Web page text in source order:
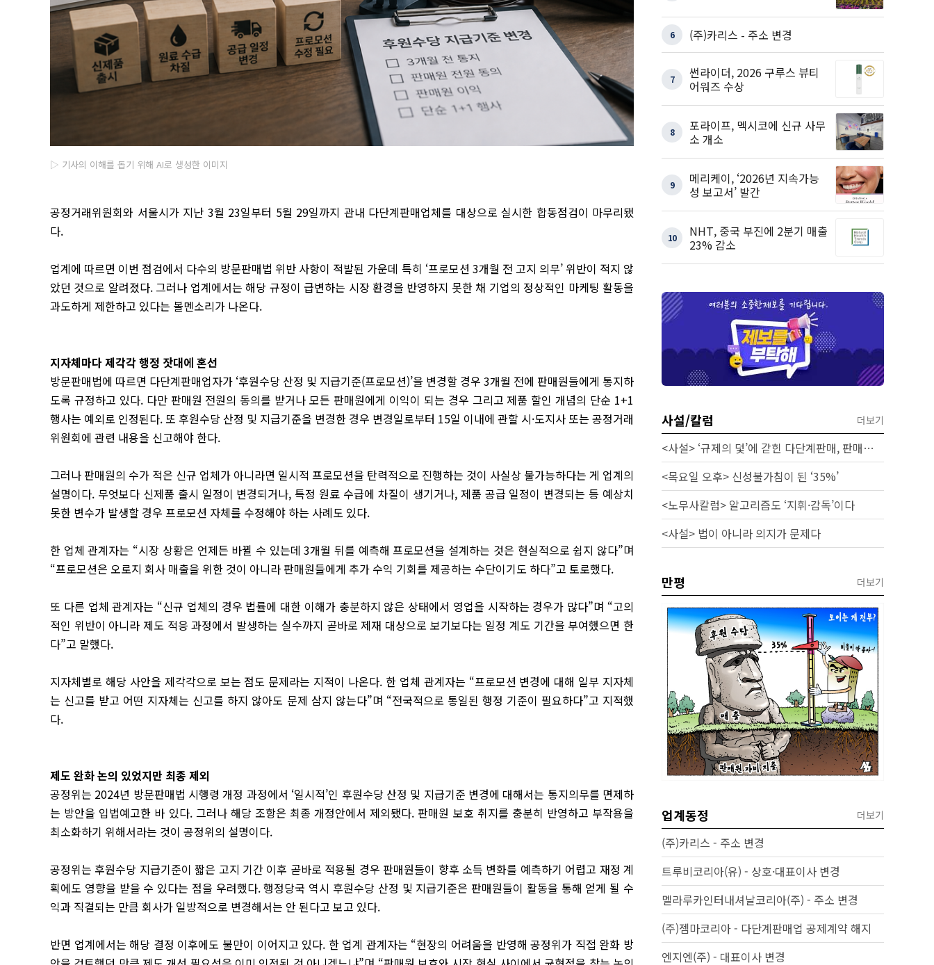
▷ 기사의 이해를 돕기 위해 AI로 생성한 이미지
공정거래위원회와 서울시가 지난 3월 23일부터 5월 29일까지 관내 다단계판매업체를 대상으로 실시한 합동점검이 마무리됐
다.
업계에 따르면 이번 점검에서 다수의 방문판매법 위반 사항이 적발된 가운데 특히 ‘프로모션 3개월 전 고지 의무’ 위반이 적지 않
았던 것으로 알려졌다. 그러나 업계에서는 해당 규정이 급변하는 시장 환경을 반영하지 못한 채 기업의 정상적인 마케팅 활동을
과도하게 제한하고 있다는 볼멘소리가 나온다.
지자체마다 제각각 행정 잣대에 혼선
방문판매법에 따르면 다단계판매업자가 ‘후원수당 산정 및 지급기준(프로모션)’을 변경할 경우 3개월 전에 판매원들에게 통지하
도록 규정하고 있다. 다만 판매원 전원의 동의를 받거나 모든 판매원에게 이익이 되는 경우 그리고 제품 할인 개념의 단순 1+1
행사는 예외로 인정된다. 또 후원수당 산정 및 지급기준을 변경한 경우 변경일로부터 15일 이내에 관할 시·도지사 또는 공정거래
위원회에 관련 내용을 신고해야 한다.
그러나 판매원의 수가 적은 신규 업체가 아니라면 일시적 프로모션을 탄력적으로 진행하는 것이 사실상 불가능하다는 게 업계의
설명이다. 무엇보다 신제품 출시 일정이 변경되거나, 특정 원료 수급에 차질이 생기거나, 제품 공급 일정이 변경되는 등 예상치
못한 변수가 발생할 경우 프로모션 자체를 수정해야 하는 사례도 있다.
한 업체 관계자는 “시장 상황은 언제든 바뀔 수 있는데 3개월 뒤를 예측해 프로모션을 설계하는 것은 현실적으로 쉽지 않다”며
“프로모션은 오로지 회사 매출을 위한 것이 아니라 판매원들에게 추가 수익 기회를 제공하는 수단이기도 하다”고 토로했다.
또 다른 업체 관계자는 “신규 업체의 경우 법률에 대한 이해가 충분하지 않은 상태에서 영업을 시작하는 경우가 많다”며 “고의
적인 위반이 아니라 제도 적응 과정에서 발생하는 실수까지 곧바로 제재 대상으로 보기보다는 일정 계도 기간을 부여했으면 한
다”고 말했다.
지자체별로 해당 사안을 제각각으로 보는 점도 문제라는 지적이 나온다. 한 업체 관계자는 “프로모션 변경에 대해 일부 지자체
는 신고를 받고 어떤 지자체는 신고를 하지 않아도 문제 삼지 않는다”며 “전국적으로 통일된 행정 기준이 필요하다”고 지적했
다.
제도 완화 논의 있었지만 최종 제외
공정위는 2024년 방문판매법 시행령 개정 과정에서 ‘일시적’인 후원수당 산정 및 지급기준 변경에 대해서는 통지의무를 면제하
는 방안을 입법예고한 바 있다. 그러나 해당 조항은 최종 개정안에서 제외됐다. 판매원 보호 취지를 충분히 반영하고 부작용을
최소화하기 위해서라는 것이 공정위의 설명이다.
공정위는 후원수당 지급기준이 짧은 고지 기간 이후 곧바로 적용될 경우 판매원들이 향후 소득 변화를 예측하기 어렵고 재정 계
획에도 영향을 받을 수 있다는 점을 우려했다. 행정당국 역시 후원수당 산정 및 지급기준은 판매원들이 활동을 통해 얻게 될 수
익과 직결되는 만큼 회사가 일방적으로 변경해서는 안 된다고 보고 있다.
반면 업계에서는 해당 결정 이후에도 불만이 이어지고 있다. 한 업계 관계자는 “현장의 어려움을 반영해 공정위가 직접 완화 방
6 (주)카리스 - 주소 변경
7
썬라이더, 2026 구루스 뷰티
어워즈 수상
8
포라이프, 멕시코에 신규 사무
소 개소
9
메리케이, ‘2026년 지속가능
성 보고서’ 발간
10
NHT, 중국 부진에 2분기 매출
23% 감소
사설/칼럼 더보기
<사설> ‘규제의 덫’에 갇힌 다단계판매, 판매원 보호 시급하다
<목요일 오후> 신성불가침이 된 ‘35%’
<노무사칼럼> 알고리즘도 ‘지휘·감독’이다
<사설> 법이 아니라 의지가 문제다
만평 더보기
업계동정 더보기
(주)카리스 - 주소 변경
트루비코리아(유) - 상호·대표이사 변경
멜라루카인터내셔날코리아(주) - 주소 변경
(주)젬마코리아 - 다단계판매업 공제계약 해지
엔지엔(주) - 대표이사 변경